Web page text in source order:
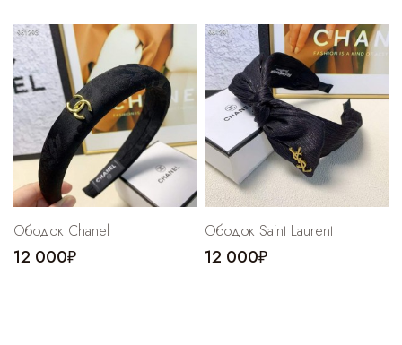
Ободок Chanel
12 000₽
Ободок Saint Laurent
12 000₽